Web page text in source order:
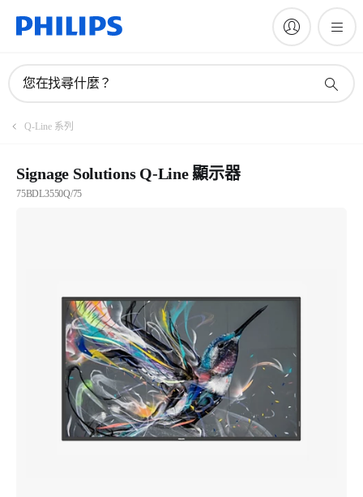
您在找尋什麼？
Q-Line 系列
Signage Solutions Q-Line 顯示器
75BDL3550Q/75